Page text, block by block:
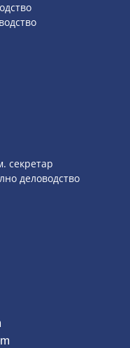
секретар
деловодство